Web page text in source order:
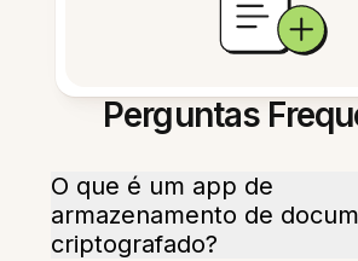
Perguntas
O que é um app de
armazenamento de
criptografado?